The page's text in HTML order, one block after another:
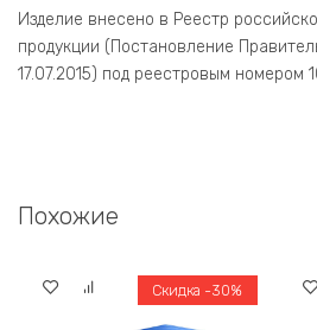
Изделие внесено в Реестр
продукции (Постановление
17.07.2015) под реестровым номером
Похожие
Скидка -30%